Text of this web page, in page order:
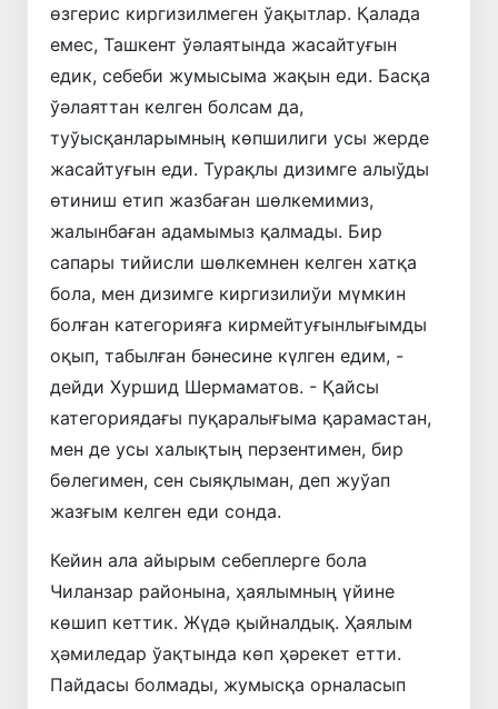
өзгерис киргизилмеген ўақытлар. Қалада
емес, Ташкент ўәлаятында жасайтуғын
едик, себеби жумысыма жақын еди. Басқа
ўәлаяттан келген болсам да,
туўысқанларымның көпшилиги усы жерде
жасайтуғын еди. Турақлы дизимге алыўды
өтиниш етип жазбаған шөлкемимиз,
жалынбаған адамымыз қалмады. Бир
сапары тийисли шөлкемнен келген хатқа
бола, мен дизимге киргизилиўи мүмкин
болған категорияға кирмейтуғынлығымды
оқып, табылған бәнесине күлген едим, -
дейди Хуршид Шермаматов. - Қайсы
категориядағы пуқаралығыма қарамастан,
мен де усы халықтың перзентимен, бир
бөлегимен, сен сыяқлыман, деп жуўап
жазғым келген еди сонда.
Кейин ала айырым себеплерге бола
Чиланзар районына, ҳаялымның үйине
көшип кеттик. Жүдә қыйналдық. Ҳаялым
ҳәмиледар ўақтында көп ҳәрекет етти.
Пайдасы болмады, жумысқа орналасып